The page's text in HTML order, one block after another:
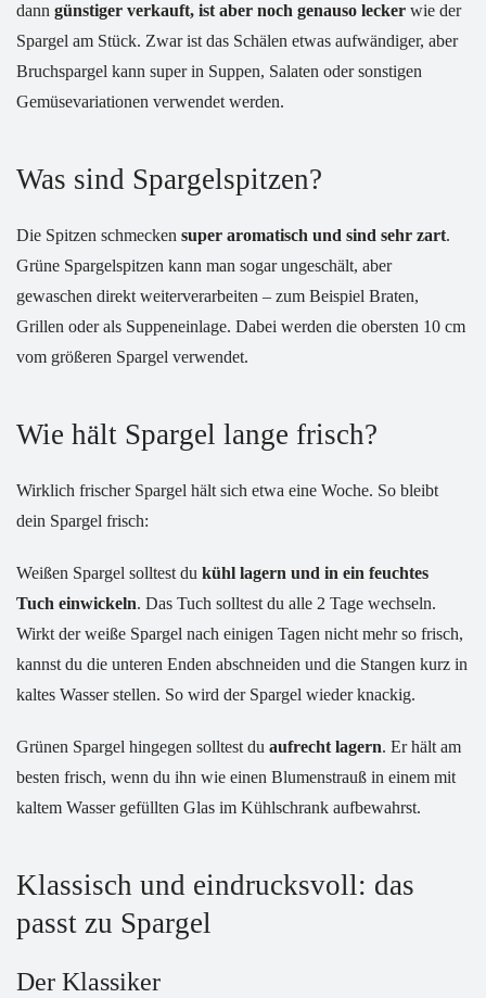
dann günstiger verkauft, ist aber noch genauso lecker wie der
Spargel am Stück. Zwar ist das Schälen etwas aufwändiger, aber
Bruchspargel kann super in Suppen, Salaten oder sonstigen
Gemüsevariationen verwendet werden.
Was sind Spargelspitzen?
Die Spitzen schmecken super aromatisch und sind sehr zart.
Grüne Spargelspitzen kann man sogar ungeschält, aber
gewaschen direkt weiterverarbeiten – zum Beispiel Braten,
Grillen oder als Suppeneinlage. Dabei werden die obersten 10 cm
vom größeren Spargel verwendet.
Wie hält Spargel lange frisch?
Wirklich frischer Spargel hält sich etwa eine Woche. So bleibt
dein Spargel frisch:
Weißen Spargel solltest du kühl lagern und in ein feuchtes
Tuch einwickeln. Das Tuch solltest du alle 2 Tage wechseln.
Wirkt der weiße Spargel nach einigen Tagen nicht mehr so frisch,
kannst du die unteren Enden abschneiden und die Stangen kurz in
kaltes Wasser stellen. So wird der Spargel wieder knackig.
Grünen Spargel hingegen solltest du aufrecht lagern. Er hält am
besten frisch, wenn du ihn wie einen Blumenstrauß in einem mit
kaltem Wasser gefüllten Glas im Kühlschrank aufbewahrst.
Klassisch und eindrucksvoll: das
passt zu Spargel
Der Klassiker